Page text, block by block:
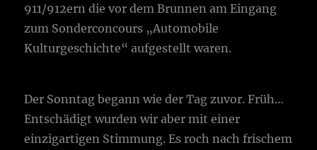
911/912ern die vor dem Brunnen am Eingang
zum Sonderconcours „Automobile
Kulturgeschichte“ aufgestellt waren.
Der Sonntag begann wie der Tag zuvor. Früh…
Entschädigt wurden wir aber mit einer
einzigartigen Stimmung. Es roch nach frischem